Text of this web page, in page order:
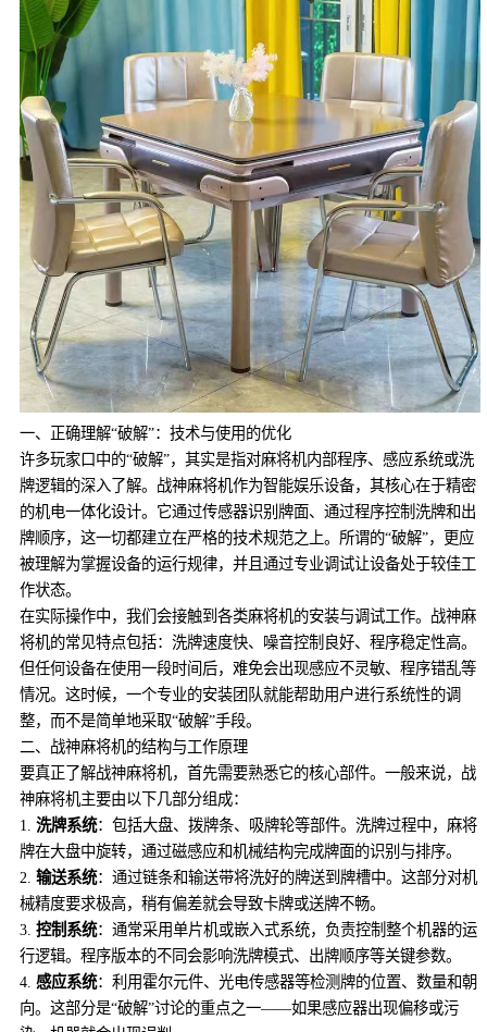
一、正确理解“破解”：技术与使用的优化
许多玩家口中的“破解”，其实是指对麻将机内部程序、感应系统或洗
牌逻辑的深入了解。战神麻将机作为智能娱乐设备，其核心在于精密
的机电一体化设计。它通过传感器识别牌面、通过程序控制洗牌和出
牌顺序，这一切都建立在严格的技术规范之上。所谓的“破解”，更应
被理解为掌握设备的运行规律，并且通过专业调试让设备处于较佳工
作状态。
在实际操作中，我们会接触到各类麻将机的安装与调试工作。战神麻
将机的常见特点包括：洗牌速度快、噪音控制良好、程序稳定性高。
但任何设备在使用一段时间后，难免会出现感应不灵敏、程序错乱等
情况。这时候，一个专业的安装团队就能帮助用户进行系统性的调
整，而不是简单地采取“破解”手段。
二、战神麻将机的结构与工作原理
要真正了解战神麻将机，首先需要熟悉它的核心部件。一般来说，战
神麻将机主要由以下几部分组成：
1. 洗牌系统：包括大盘、拨牌条、吸牌轮等部件。洗牌过程中，麻将
牌在大盘中旋转，通过磁感应和机械结构完成牌面的识别与排序。
2. 输送系统：通过链条和输送带将洗好的牌送到牌槽中。这部分对机
械精度要求极高，稍有偏差就会导致卡牌或送牌不畅。
3. 控制系统：通常采用单片机或嵌入式系统，负责控制整个机器的运
行逻辑。程序版本的不同会影响洗牌模式、出牌顺序等关键参数。
4. 感应系统：利用霍尔元件、光电传感器等检测牌的位置、数量和朝
向。这部分是“破解”讨论的重点之一——如果感应器出现偏移或污